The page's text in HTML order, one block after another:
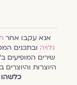
אנא עקבו אחר
גלויהובתכנים
שירים המופיעים
היוצרות והיוצרים ב
כלשהו